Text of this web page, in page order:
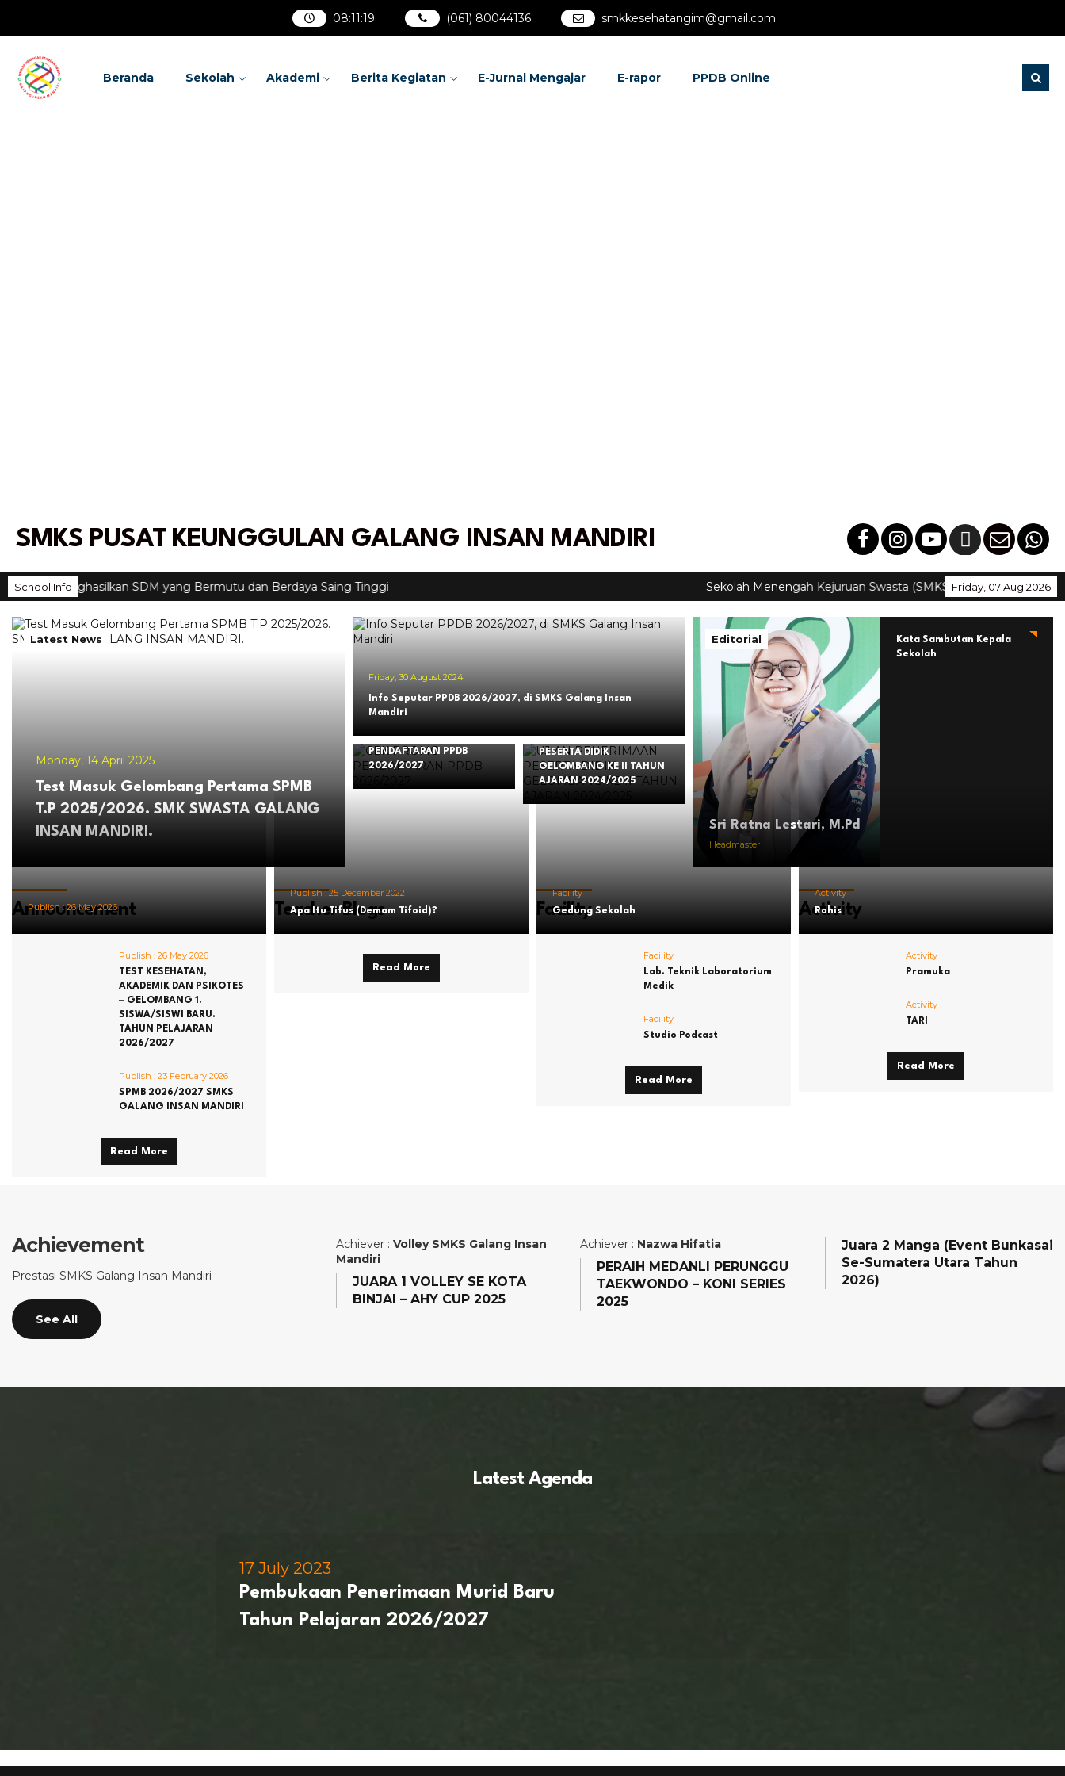
08:11:20 (061) 80044136 smkkesehatangim@gmail.com
Beranda Sekolah Akademi Berita Kegiatan E-Jurnal Mengajar E-rapor PPDB Online
SMKS PUSAT KEUNGGULAN GALANG INSAN MANDIRI
School Info Friday, 07 Aug 2026
Sekolah Menengah Kejuruan Swasta (SMKS) Pusat Keunggulan (PK)
Menghasilkan SDM yang Bermutu dan Berdaya Saing Tinggi
Latest News
Monday, 14 April 2025
Test Masuk Gelombang Pertama SPMB
T.P 2025/2026. SMK SWASTA GALANG
INSAN MANDIRI.
Friday, 30 August 2024
Info Seputar PPDB 2026/2027, di SMKS Galang Insan
Mandiri
Friday, 30 August 2024
CEK PROMO
PENDAFTARAN PPDB
2026/2027
UJIAN PENERIMAAN
PESERTA DIDIK
GELOMBANG KE II TAHUN
AJARAN 2024/2025
Editorial
Sri Ratna Lestari, M.Pd
Headmaster
Kata Sambutan Kepala
Sekolah
Announcement
Publish :26 May 2026
Publish : 26 May 2026
TEST KESEHATAN,
AKADEMIK DAN PSIKOTES
– GELOMBANG 1.
SISWA/SISWI BARU.
TAHUN PELAJARAN
2026/2027
Publish : 23 February 2026
SPMB 2026/2027 SMKS
GALANG INSAN MANDIRI
Read More
Teacher Blogs
Publish :25 December 2022
Apa Itu Tifus (Demam Tifoid)?
Read More
Facility
Facility
Gedung Sekolah
Facility
Lab. Teknik Laboratorium
Medik
Facility
Studio Podcast
Read More
Activity
Activity
Rohis
Activity
Pramuka
Activity
TARI
Read More
Achievement
Prestasi SMKS Galang Insan Mandiri
See All
Achiever :Volley SMKS Galang Insan
Mandiri
JUARA 1 VOLLEY SE KOTA
BINJAI – AHY CUP 2025
Achiever : Nazwa Hifatia
PERAIH MEDANLI PERUNGGU
TAEKWONDO – KONI SERIES
2025
Juara 2 Manga (Event Bunkasai
Se-Sumatera Utara Tahun
2026)
Latest Agenda
17 July 2023
Pembukaan Penerimaan Murid Baru
Tahun Pelajaran 2026/2027